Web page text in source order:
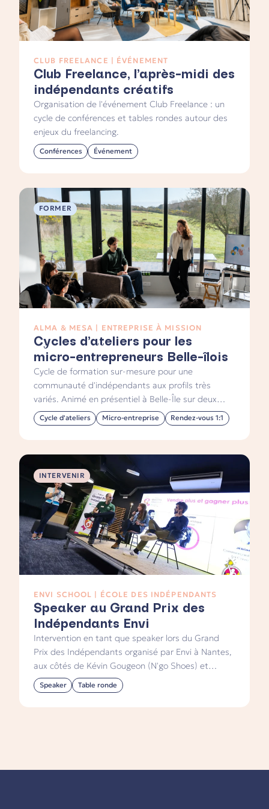
CLUB FREELANCE | ÉVÉNEMENT
Club Freelance, l’après-midi des
indépendants créatifs
Organisation de l'événement Club Freelance : un
cycle de conférences et tables rondes autour des
enjeux du freelancing.
Conférences Événement
FORMER
ALMA & MESA | ENTREPRISE À MISSION
Cycles d’ateliers pour les
micro-entrepreneurs Belle-îlois
Cycle de formation sur-mesure pour une
communauté d'indépendants aux profils très
variés. Animé en présentiel à Belle-Île sur deux
jours.
Cycle d'ateliers Micro-entreprise Rendez-vous 1:1
INTERVENIR
ENVI SCHOOL | ÉCOLE DES INDÉPENDANTS
Speaker au Grand Prix des
Indépendants Envi
Intervention en tant que speaker lors du Grand
Prix des Indépendants organisé par Envi à Nantes,
aux côtés de Kévin Gougeon (N'go Shoes) et
Jérôme Cuny (La Cave Parallèle). Une table ronde
à trois voix autour de la vente, devant 150
Speaker Table ronde